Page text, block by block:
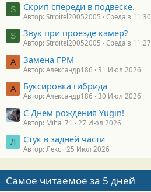
S Скрип спереди в подвеске.
Автор: Stroitel20052005 Среда в 11:30
S Звук при проезде камер?
Автор: Stroitel20052005 Среда в 11:27
А Замена ГРМ
Автор: Александр186 31 Июл 2026
А Буксировка гибрида
Автор: Александр186 30 Июл 2026
С Днём рождения Yugin!
Автор: Mihail71 27 Июл 2026
Л Стук в задней части
Автор: Лекс 25 Июл 2026
Самое читаемое за 5 дней